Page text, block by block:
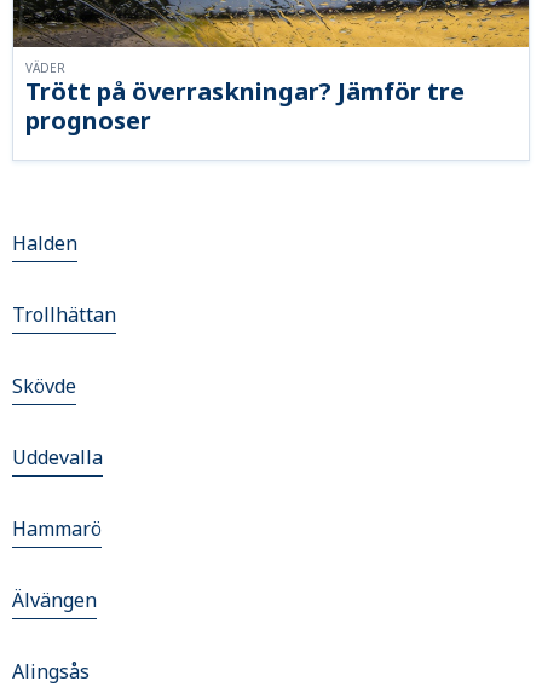
Trött på överraskningar? Jämför tre
prognoser
VÄDER
Halden
Trollhättan
Skövde
Uddevalla
Hammarö
Älvängen
Alingsås